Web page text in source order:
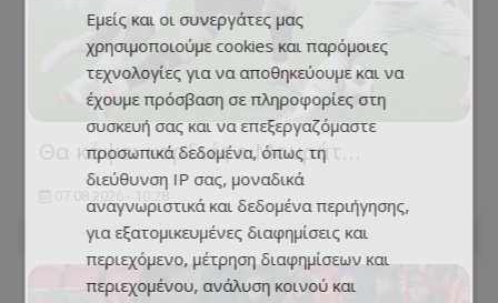
Θα κάψει καρδιές ο Μουράτ…
Εμείς και οι συνεργάτες μας
χρησιμοποιούμε cookies και παρόμοιες
τεχνολογίες για να αποθηκεύουμε και να
έχουμε πρόσβαση σε πληροφορίες στη
συσκευή σας και να επεξεργαζόμαστε
προσωπικά δεδομένα, όπως τη
διεύθυνση IP σας, μοναδικά
αναγνωριστικά και δεδομένα περιήγησης,
για εξατομικευμένες διαφημίσεις και
περιεχόμενο, μέτρηση διαφημίσεων και
περιεχομένου, ανάλυση κοινού και